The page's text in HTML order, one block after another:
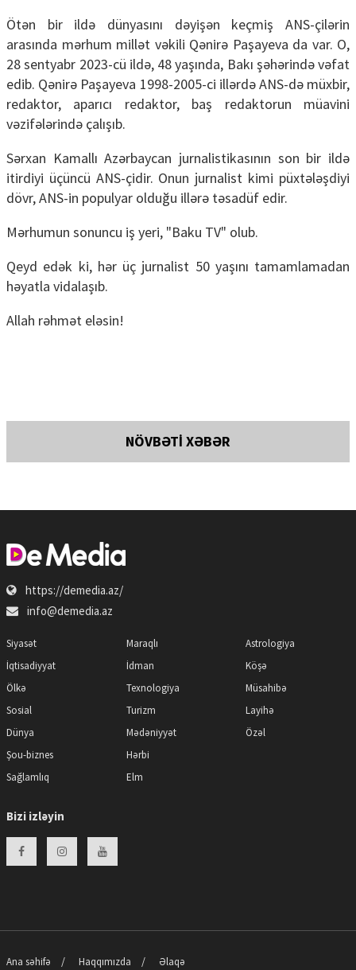
Ötən bir ildə dünyasını dəyişən keçmiş ANS-çilərin
arasında mərhum millət vəkili Qənirə Paşayeva da var. O,
28 sentyabr 2023-cü ildə, 48 yaşında, Bakı şəhərində vəfat
edib. Qənirə Paşayeva 1998-2005-ci illərdə ANS-də müxbir,
redaktor, aparıcı redaktor, baş redaktorun müavini
vəzifələrində çalışıb.
Sərxan Kamallı Azərbaycan jurnalistikasının son bir ildə
itirdiyi üçüncü ANS-çidir. Onun jurnalist kimi püxtələşdiyi
dövr, ANS-in populyar olduğu illərə təsadüf edir.
Mərhumun sonuncu iş yeri, "Baku TV" olub.
Qeyd edək ki, hər üç jurnalist 50 yaşını tamamlamadan
həyatla vidalaşıb.
Allah rəhmət eləsin!
NÖVBƏTİ XƏBƏR
https://demedia.az/
info@demedia.az
Siyasət
İqtisadiyyat
Ölkə
Sosial
Dünya
Şou-biznes
Sağlamlıq
Maraqlı
İdman
Texnologiya
Turizm
Mədəniyyət
Hərbi
Elm
Astrologiya
Köşə
Müsahibə
Layihə
Özəl
Bizi izləyin
Ana səhifə Haqqımızda Əlaqə